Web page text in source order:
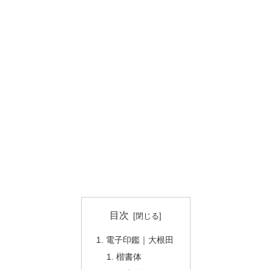
目次
電子印鑑｜大根田
楷書体